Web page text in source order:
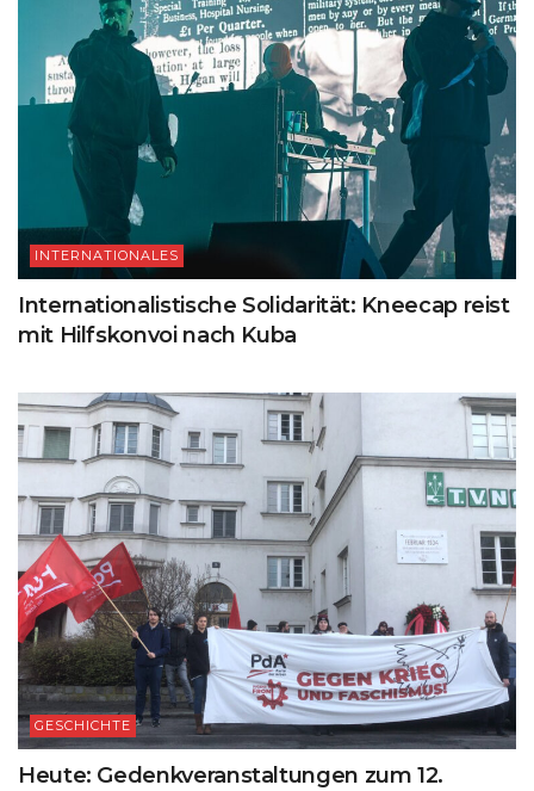
INTERNATIONALES
Internationalistische Solidarität: Kneecap reist
mit Hilfskonvoi nach Kuba
GESCHICHTE
Heute: Gedenkveranstaltungen zum 12.